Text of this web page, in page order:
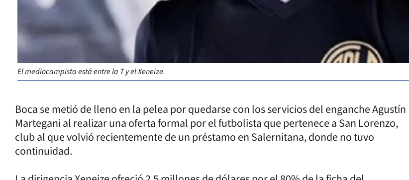
El mediocampista está entre la T y el Xeneize.
Boca se metió de lleno en la pelea por quedarse con los servicios del enganche Agustín
Martegani al realizar una oferta formal por el futbolista que pertenece a San Lorenzo,
club al que volvió recientemente de un préstamo en Salernitana, donde no tuvo
continuidad.